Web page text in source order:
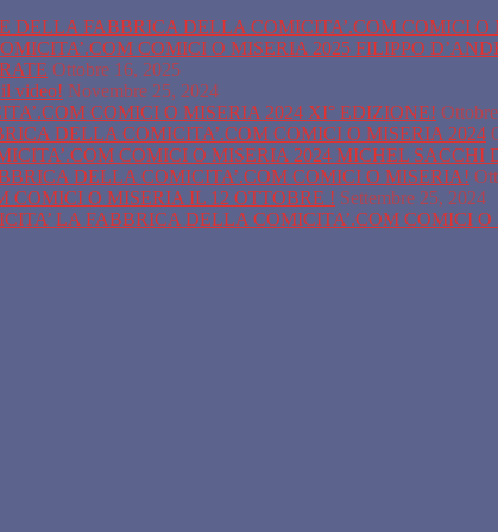
FABBRICA DELLA COMICITA’.COM COMICI O
COMICI O MISERIA 2025 FILIPPO
Ottobre 16, 2025
il video! Novembre 25, 2024
COMICI O MISERIA 2024 XI° EDIZIONE!
DELLA COMICITA’.COM COMICI O MISERIA 2024
COMICI O MISERIA 2024 MICHEL SACCHI
DELLA COMICITA’.COM COMICI O MISERIA!
O MISERIA IL 12 OTTOBRE ! Settembre 25, 2024
LA FABBRICA DELLA COMICITA’.COM COMICI